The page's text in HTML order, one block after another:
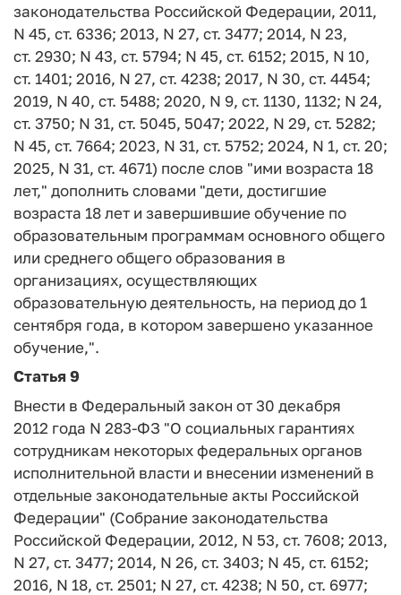
законодательства Российской Федерации, 2011,
N 45, ст. 6336; 2013, N 27, ст. 3477; 2014, N 23,
ст. 2930; N 43, ст. 5794; N 45, ст. 6152; 2015, N 10,
ст. 1401; 2016, N 27, ст. 4238; 2017, N 30, ст. 4454;
2019, N 40, ст. 5488; 2020, N 9, ст. 1130, 1132; N 24,
ст. 3750; N 31, ст. 5045, 5047; 2022, N 29, ст. 5282;
N 45, ст. 7664; 2023, N 31, ст. 5752; 2024, N 1, ст. 20;
2025, N 31, ст. 4671) после слов "ими возраста 18
лет," дополнить словами "дети, достигшие
возраста 18 лет и завершившие обучение по
образовательным программам основного общего
или среднего общего образования в
организациях, осуществляющих
образовательную деятельность, на период до 1
сентября года, в котором завершено указанное
обучение,".
Статья 9
Внести в Федеральный закон от 30 декабря
2012 года N 283-ФЗ "О социальных гарантиях
сотрудникам некоторых федеральных органов
исполнительной власти и внесении изменений в
отдельные законодательные акты Российской
Федерации" (Собрание законодательства
Российской Федерации, 2012, N 53, ст. 7608; 2013,
N 27, ст. 3477; 2014, N 26, ст. 3403; N 45, ст. 6152;
2016, N 18, ст. 2501; N 27, ст. 4238; N 50, ст. 6977;